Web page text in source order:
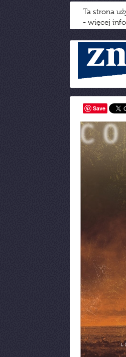
Ta strona
- więcej
Save